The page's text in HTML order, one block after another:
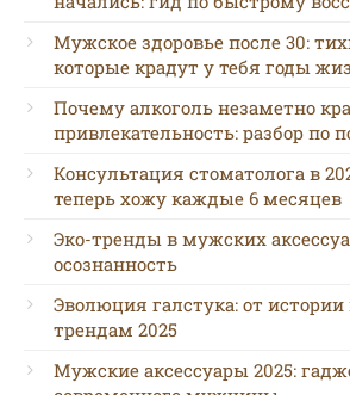
Мужское здоровье после 30:
которые крадут у тебя годы
Почему алкоголь незаметно
привлекательность: разбор по
Консультация стоматолога в
теперь хожу каждые 6 месяцев
Эко-тренды в мужских
осознанность
Эволюция галстука: от
трендам 2025
Мужские аксессуары 2025: